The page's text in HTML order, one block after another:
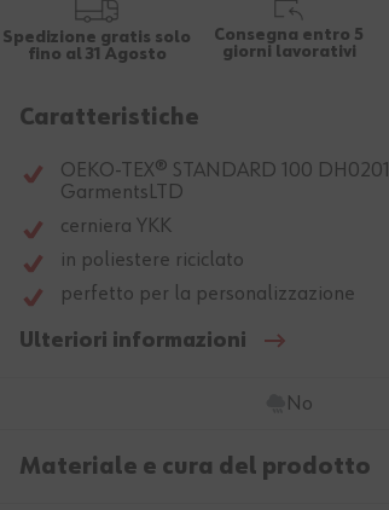
Spedizione gratis solo
fino al 31 Agosto
Consegna entro 5
giorni lavorativi
Caratteristiche
OEKO-TEX® STANDARD 100
GarmentsLTD
cerniera YKK
in poliestere riciclato
perfetto per la personalizzazione
Ulteriori informazioni
No
Materiale e cura del prodotto